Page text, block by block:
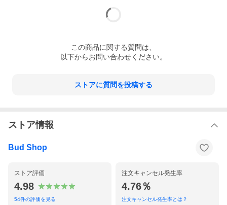
この商品に関する質問は、
以下からお問い合わせください。
ストアに質問を投稿する
ストア情報
Bud Shop
ストア評価
4.98
54件の評価を見る
注文キャンセル発生率
4.76％
注文キャンセル発生率とは？